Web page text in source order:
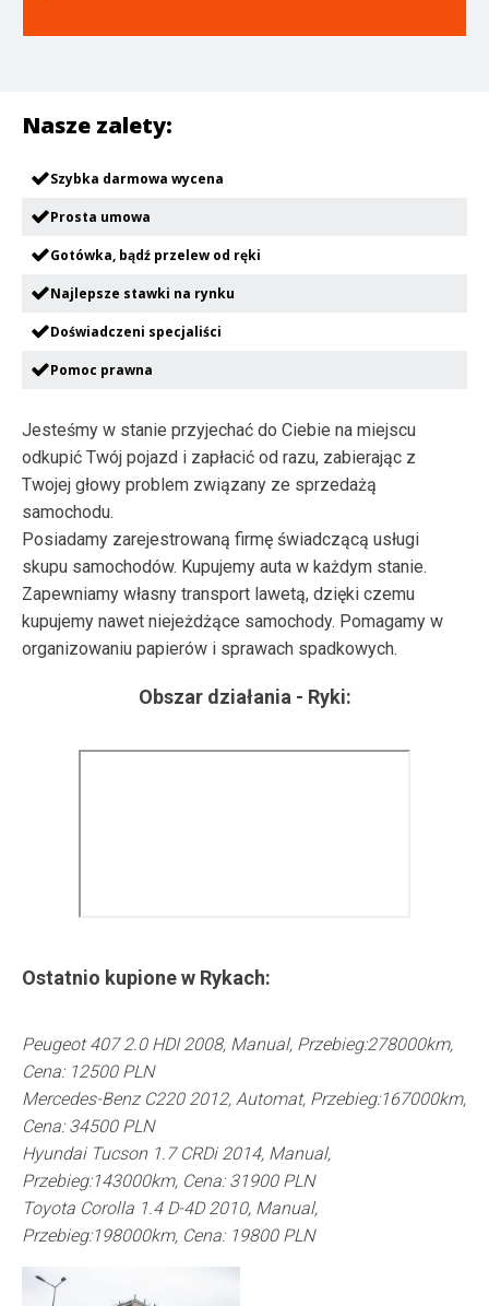
Nasze zalety:
Szybka darmowa wycena
Prosta umowa
Gotówka, bądź przelew od ręki
Najlepsze stawki na rynku
Doświadczeni specjaliści
Pomoc prawna
Jesteśmy w stanie przyjechać do Ciebie na miejscu
odkupić Twój pojazd i zapłacić od razu, zabierając z
Twojej głowy problem związany ze sprzedażą
samochodu.
Posiadamy zarejestrowaną firmę świadczącą usługi
skupu samochodów. Kupujemy auta w każdym stanie.
Zapewniamy własny transport lawetą, dzięki czemu
kupujemy nawet niejeżdżące samochody. Pomagamy w
organizowaniu papierów i sprawach spadkowych.
Obszar działania - Ryki:
Ostatnio kupione w Rykach:
Peugeot 407 2.0 HDI 2008, Manual, Przebieg:278000km,
Cena: 12500 PLN
Mercedes-Benz C220 2012, Automat, Przebieg:167000km,
Cena: 34500 PLN
Hyundai Tucson 1.7 CRDi 2014, Manual,
Przebieg:143000km, Cena: 31900 PLN
Toyota Corolla 1.4 D-4D 2010, Manual,
Przebieg:198000km, Cena: 19800 PLN